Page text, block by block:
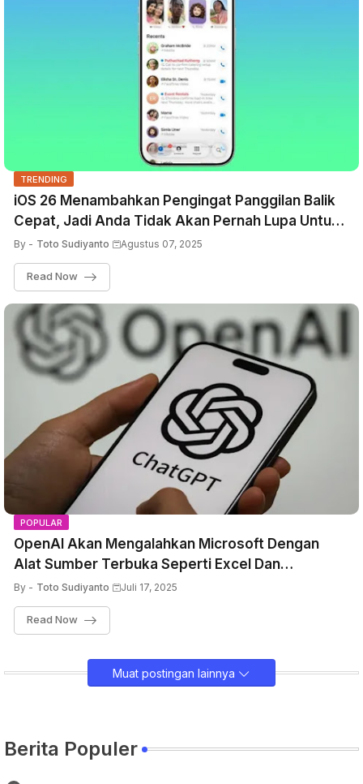
TRENDING
iOS 26 Menambahkan Pengingat Panggilan Balik
Cepat, Jadi Anda Tidak Akan Pernah Lupa Untuk
Membalas Panggilan Tak Terjawab Lagi
By - Toto Sudiyanto Agustus 07, 2025
Read Now
POPULAR
OpenAI Akan Mengalahkan Microsoft Dengan
Alat Sumber Terbuka Seperti Excel Dan
Powerpoint Untuk Pengguna ChatGPT
By - Toto Sudiyanto Juli 17, 2025
Read Now
Muat postingan lainnya
Berita Populer